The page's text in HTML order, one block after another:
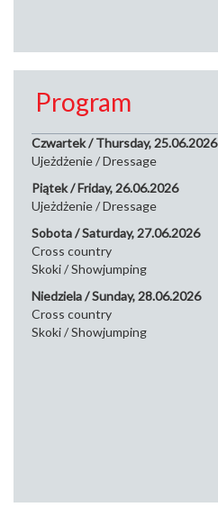
Program
Czwartek / Thursday, 25.06.2026
Ujeżdżenie / Dressage
Piątek / Friday, 26.06.2026
Ujeżdżenie / Dressage
Sobota / Saturday, 27.06.2026
Cross country
Skoki / Showjumping
Niedziela / Sunday, 28.06.2026
Cross country
Skoki / Showjumping